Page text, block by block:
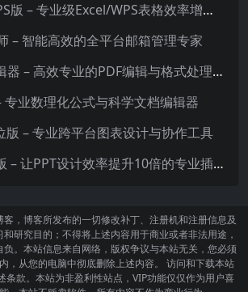
方方格子WPS版 – 专业级Excel/WPS表格效率增强插件
– 智能高效的全平台邮箱管理专家
迅捷PDF编辑器 – 高效专业的PDF编辑与格式处理工具
业数理化公式与科学文档编辑器
– 专业跨平台图表设计与协作工具
iSlide WPS版 – 让PPT设计效率提升10倍的专业插件
，博客所发布的一切修改补丁、注册机和注册信息及
研究目的；不得将上述内容用于商业或者非法用途，
。本站信息来自网络，版权争议与本站无关，您必须
，从您的电脑中彻底删除上述内容。 访问和下载本站
条款。本站为非盈利性站点，VIP功能仅仅作为用户喜